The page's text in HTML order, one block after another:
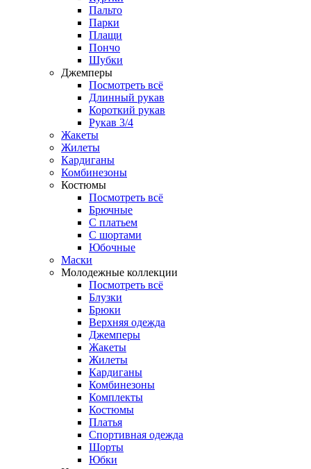
Пальто
Парки
Плащи
Пончо
Шубки
Джемперы
Посмотреть всё
Длинный рукав
Короткий рукав
Рукав 3/4
Жакеты
Жилеты
Кардиганы
Комбинезоны
Костюмы
Посмотреть всё
Брючные
С платьем
С шортами
Юбочные
Маски
Молодежные коллекции
Посмотреть всё
Блузки
Брюки
Верхняя одежда
Джемперы
Жакеты
Жилеты
Кардиганы
Комбинезоны
Комплекты
Костюмы
Платья
Спортивная одежда
Шорты
Юбки